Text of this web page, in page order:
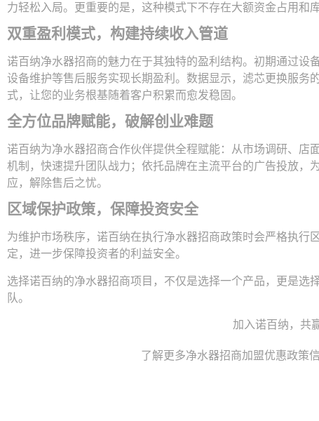
力轻松入局。更重要的是，这种模式下不存在大额资金占用和
双重盈利模式，构建持续收入管道
诺百纳净水器招商的魅力在于其独特的盈利结构。初期通过设
设备维护等售后服务实现长期盈利。数据显示，滤芯更换服务
式，让您的业务根基随着客户积累而愈发稳固。
全方位品牌赋能，破解创业难题
诺百纳为净水器招商合作伙伴提供全程赋能：从市场调研、店
机制，快速提升团队战力；依托品牌在主流平台的广告投放，
应， 解除售后之忧。
区域保护政策，保障投资安全
为维护市场秩序，诺百纳在执行净水器招商政策时会严格执行
定，进一步保障投资者的利益安全。
选择诺百纳的净水器招商项目，不仅是选择一个产品，更是选
队。
加入诺百纳，共
了解更多净水器招商加盟优惠政策信